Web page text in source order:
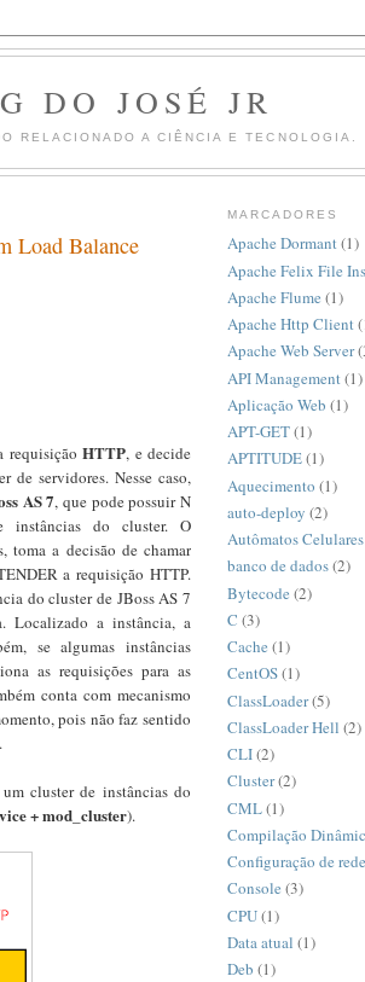
DO JOSÉ JR
RELACIONADO A CIÊNCIA E TECNOLOGIA.
Load Balance
requisiçãoHTTP, e decide
de servidores. Nesse caso,
AS 7, que pode possuir N
instâncias do cluster. O
toma a decisão de chamar
a requisição HTTP.
do cluster de JBoss AS 7
Localizado a instância, a
se algumas instâncias
as requisições para as
conta com mecanismo
pois não faz sentido
cluster de instâncias do
+ mod_cluster).
MARCADORES
Apache Dormant(1)
Apache Felix File
Apache Flume (1)
Apache Http Client
Apache Web Server
API Management (1)
Aplicação Web (1)
APT-GET(1)
APTITUDE(1)
Aquecimento (1)
auto-deploy (2)
Autômatos Celulares
banco de dados(2)
Bytecode (2)
C (3)
Cache (1)
CentOS(1)
ClassLoader(5)
ClassLoader Hell (2)
CLI(2)
Cluster(2)
CML(1)
Compilação
Configuração de rede
Console (3)
CPU(1)
Data atual (1)
Deb (1)